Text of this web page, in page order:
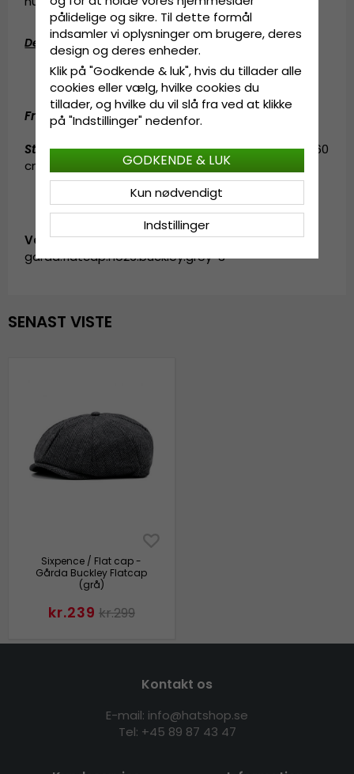
Detaljeinformation:
4 centimeters skygge
Fremstillet af70% viskos, 30%uld
Fremstillet af:70% viskos, 30%
Størrelsesinformation:M/L - 57-58 cm. L/XL - 59-60
cm.
Vare-ID:
garda.flatcap.no26.buckley.grey-3
SENAST VISTE
Sixpence / Flat cap -
Gårda Buckley Flatcap
(grå)
kr.239 kr.299
Kontakt os
E-mail: info@hatshop.se
Tel: +45 89 87 43 47
pålidelige og sikre. Til dette formål
indsamler vi oplysninger om brugere, deres
design og deres enheder.
Klik på "Godkende & luk", hvis du tillader alle
cookies eller vælg, hvilke cookies du
tillader, og hvilke du vil slå fra ved at klikke
på "Indstillinger" nedenfor.
Indstillinger
Kun nødvendigt
GODKENDE & LUK